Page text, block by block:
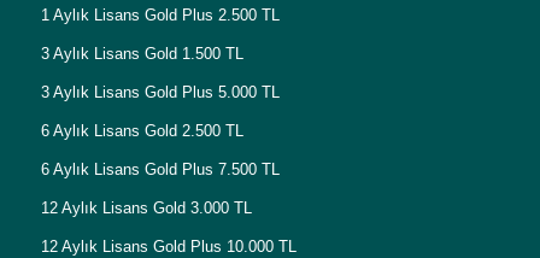
1 Aylık Lisans Gold Plus 2.500 TL
3 Aylık Lisans Gold 1.500 TL
3 Aylık Lisans Gold Plus 5.000 TL
6 Aylık Lisans Gold 2.500 TL
6 Aylık Lisans Gold Plus 7.500 TL
12 Aylık Lisans Gold 3.000 TL
12 Aylık Lisans Gold Plus 10.000 TL